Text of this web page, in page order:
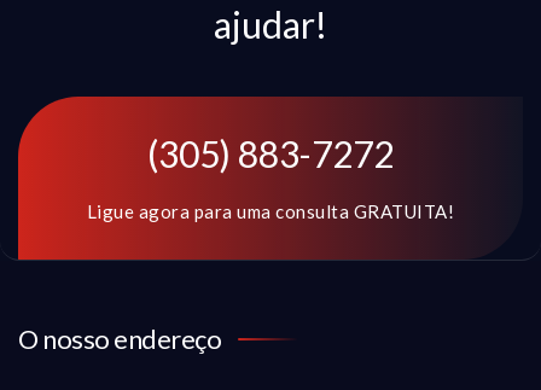
ajudar!
(305) 883-7272
Ligue agora para uma consulta GRATUITA!
O nosso endereço